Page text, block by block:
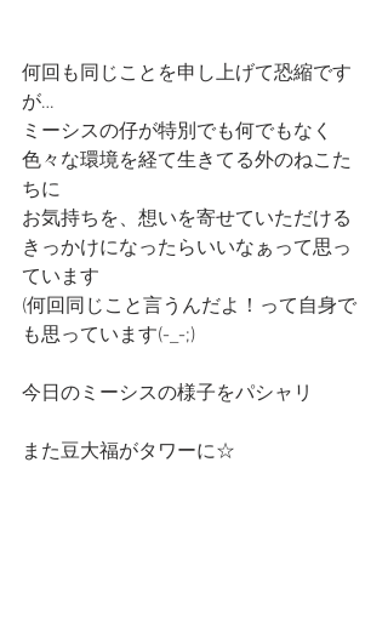
何回も同じことを申し上げて恐縮です
が…
ミーシスの仔が特別でも何でもなく
色々な環境を経て生きてる外のねこた
ちに
お気持ちを、想いを寄せていただける
きっかけになったらいいなぁって思っ
ています
(何回同じこと言うんだよ！って自身で
も思っています(-_-;)
今日のミーシスの様子をパシャリ
また豆大福がタワーに☆